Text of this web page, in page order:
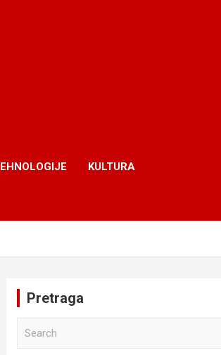
KULTURA
Pretraga